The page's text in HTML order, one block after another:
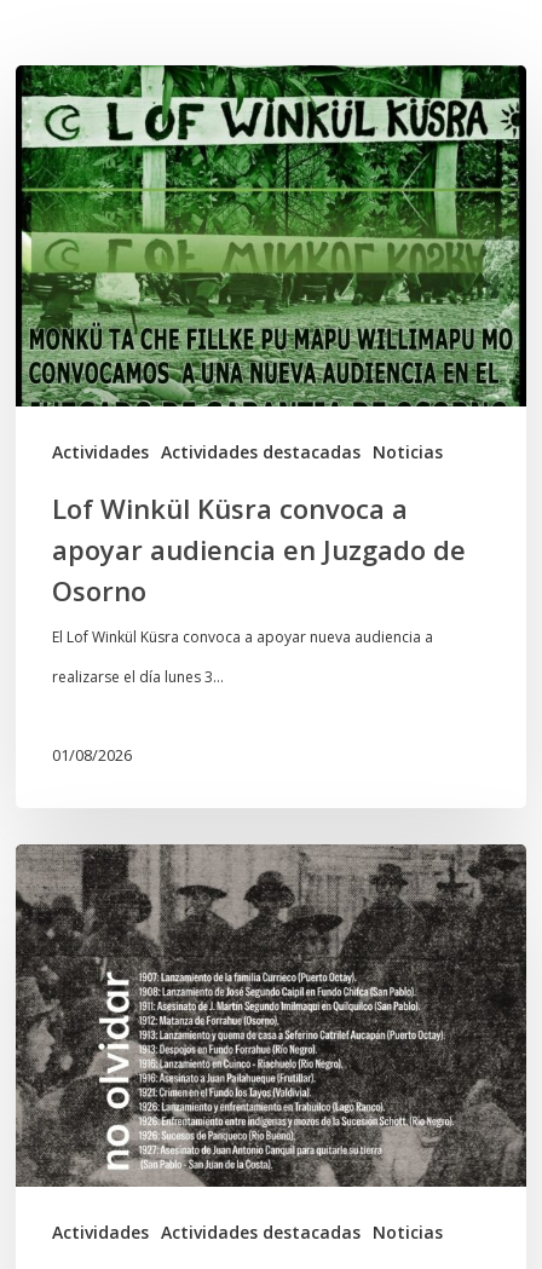
Actividades Actividades destacadas Noticias
Lof
Winkül
Küsra
convoca
a
apoyar
audiencia
en
Juzgado
Lof Winkül Küsra convoca a
apoyar audiencia en Juzgado de
Osorno
El Lof Winkül Küsra convoca a apoyar nueva audiencia a
realizarse el día lunes 3…
01/08/2026
Actividades Actividades destacadas Noticias
Chawrakawin:
Palimpsesto
explora
a
través
del
arte
las
tensiones
documentales